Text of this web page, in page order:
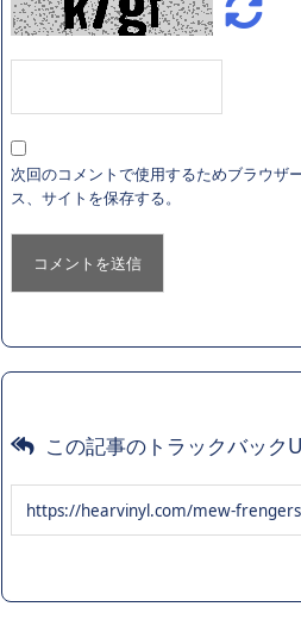
次回のコメントで使用するためブラウザ
ス、サイトを保存する。
この記事のトラックバック